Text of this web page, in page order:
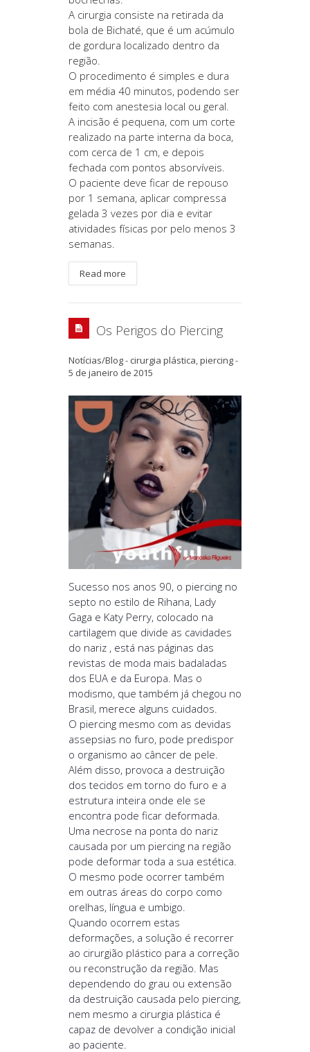
A cirurgia consiste na retirada da
bola de Bichaté, que é um acúmulo
de gordura localizado dentro da
região.
O procedimento é simples e dura
em média 40 minutos, podendo ser
feito com anestesia local ou geral.
A incisão é pequena, com um corte
realizado na parte interna da boca,
com cerca de 1 cm, e depois
fechada com pontos absorvíveis.
O paciente deve ficar de repouso
por 1 semana, aplicar compressa
gelada 3 vezes por dia e evitar
atividades físicas por pelo menos 3
semanas.
Read more
Os Perigos do Piercing
Notícias/Blog- cirurgia plástica,piercing-
5 de janeiro de 2015
Sucesso nos anos 90, o piercing no
septo no estilo de Rihana, Lady
Gaga e Katy Perry, colocado na
cartilagem que divide as cavidades
do nariz , está nas páginas das
revistas de moda mais badaladas
dos EUA e da Europa. Mas o
modismo, que também já chegou no
Brasil, merece alguns cuidados.
O piercing mesmo com as devidas
assepsias no furo, pode predispor
o organismo ao câncer de pele.
Além disso, provoca a destruição
dos tecidos em torno do furo e a
estrutura inteira onde ele se
encontra pode ficar deformada.
Uma necrose na ponta do nariz
causada por um piercing na região
pode deformar toda a sua estética.
O mesmo pode ocorrer também
em outras áreas do corpo como
orelhas, língua e umbigo.
Quando ocorrem estas
deformações, a solução é recorrer
ao cirurgião plástico para a correção
ou reconstrução da região. Mas
dependendo do grau ou extensão
da destruição causada pelo piercing,
nem mesmo a cirurgia plástica é
capaz de devolver a condição inicial
ao paciente.